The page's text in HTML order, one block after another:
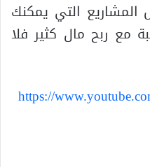
التي يمكنك
مع ربح مال كثير فلا
https://